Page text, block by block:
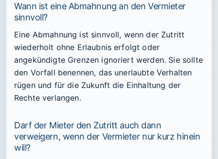
Wann ist eine Abmahnung an den Vermieter
sinnvoll?
Eine Abmahnung ist sinnvoll, wenn der Zutritt
wiederholt ohne Erlaubnis erfolgt oder
angekündigte Grenzen ignoriert werden. Sie sollte
den Vorfall benennen, das unerlaubte Verhalten
rügen und für die Zukunft die Einhaltung der
Rechte verlangen.
Darf der Mieter den Zutritt auch dann
verweigern, wenn der Vermieter nur kurz hinein
will?